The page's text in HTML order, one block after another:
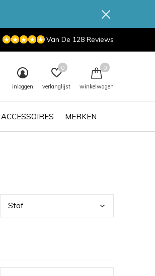
ACCESSOIRES MERKEN
inloggen verlanglijst
0
winkelwagen
0
Van De 128 Reviews
Stof